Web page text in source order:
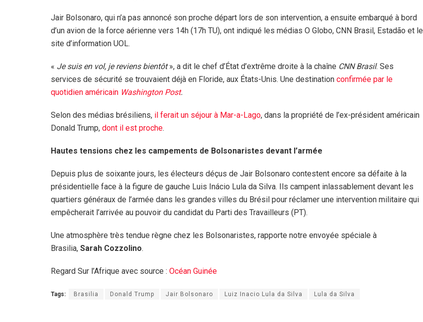
Jair Bolsonaro, qui n’a pas annoncé son proche départ lors de son intervention, a ensuite embarqué à bord
d’un avion de la force aérienne vers 14h (17h TU), ont indiqué les médias O Globo, CNN Brasil, Estadão et le
site d’information UOL.
« Je suis en vol, je reviens bientôt», a dit le chef d’État d’extrême droite à la chaîne CNN Brasil. Ses
services de sécurité se trouvaient déjà en Floride, aux États-Unis. Une destination confirmée par le
quotidien américain Washington Post.
Selon des médias brésiliens, il ferait un séjour à Mar-a-Lago, dans la propriété de l’ex-président américain
Donald Trump, dont il est proche.
Hautes tensions chez les campements de Bolsonaristes devant l’armée
Depuis plus de soixante jours, les électeurs déçus de Jair Bolsonaro contestent encore sa défaite à la
présidentielle face à la figure de gauche Luis Inácio Lula da Silva. Ils campent inlassablement devant les
quartiers généraux de l’armée dans les grandes villes du Brésil pour réclamer une intervention militaire qui
empêcherait l’arrivée au pouvoir du candidat du Parti des Travailleurs (PT).
Une atmosphère très tendue règne chez les Bolsonaristes, rapporte notre envoyée spéciale à
Brasilia, Sarah Cozzolino.
Regard Sur l’Afrique avec source : Océan Guinée
Tags: Brasilia Donald Trump Jair Bolsonaro Luiz Inacio Lula da Silva Lula da Silva